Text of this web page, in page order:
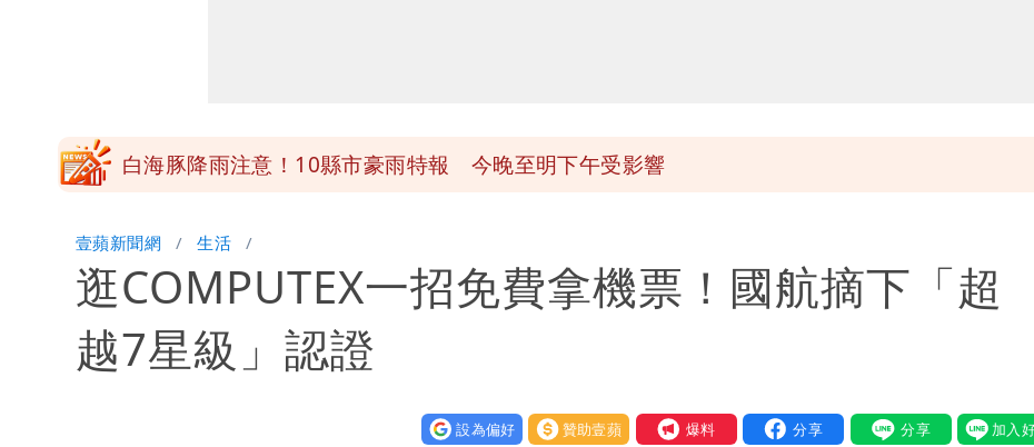
白海豚降雨注意！10縣市豪雨特報 今晚至明下午受影響
壹蘋新聞網 生活
逛COMPUTEX一招免費拿機票！國航摘下「超
越7星級」認證
設為偏好 贊助壹蘋 我要爆料